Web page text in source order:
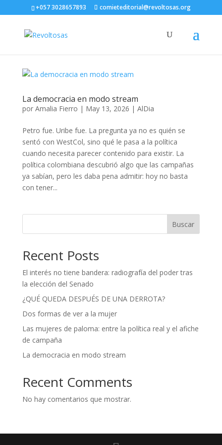
+057 3028657893 comieteditorial@revoltosas.org
La democracia en modo stream
por Amalia Fierro | May 13, 2026 | AlDia
Petro fue. Uribe fue. La pregunta ya no es quién se
sentó con WestCol, sino qué le pasa a la política
cuando necesita parecer contenido para existir. La
política colombiana descubrió algo que las campañas
ya sabían, pero les daba pena admitir: hoy no basta
con tener...
Buscar
Recent Posts
El interés no tiene bandera: radiografía del poder tras
la elección del Senado
¿QUÉ QUEDA DESPUÉS DE UNA DERROTA?
Dos formas de ver a la mujer
Las mujeres de paloma: entre la política real y el afiche
de campaña
La democracia en modo stream
Recent Comments
No hay comentarios que mostrar.